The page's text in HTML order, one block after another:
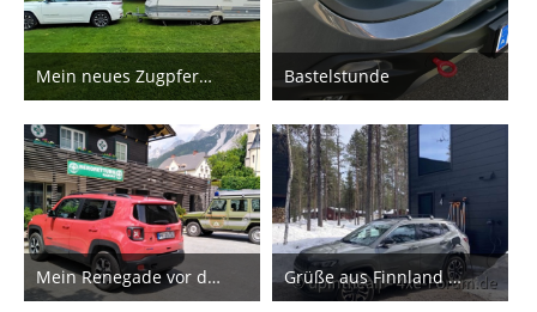
Mein neues Zugpferd GC Overland 4xe
6. November 2024
Bastelstunde
29. Juli 2024
2
Mein Renegade vor der "Bergretter" Station in der Ramsau am Dachstein
9. Juni 2024
Grüße aus Finnland wann kommt der Sommer?😁
9. Mai 2024